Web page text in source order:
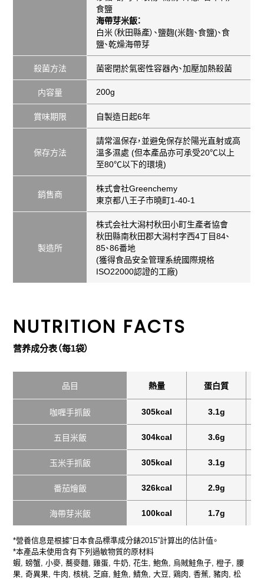
食鹽
海帶芽米飯：
白米（秋田縣產）、鹽麴(米麴、食鹽)、食
鹽、乾燥海帶芽
殺菌方法 菌密閉於氣密性容器內、加壓加熱殺菌
内容量 200g
賞味期限 自製造日起6年
保存方法
請常溫保存，並避免保存於陽光直射或高
溫多濕處 (但本產品亦可承受20℃以上
至80℃以下的環境)
銷售商
株式會社Greenchemy
東京都八王子市曉町1-40-1
製造所
株式会社大潟村秋田小町生產者協會
秋田縣南秋田郡大潟村字西4丁目84、
85、86番地
(獲得食品安全管理系統國際規格
ISO22000認證的工廠)
NUTRITION FACTS
营养成分表（每1袋）
品目 熱量 蛋白質
咖喱手抓飯 305kcal 3.1g
五目米飯 304kcal 3.6g
玉米手抓飯 305kcal 3.1g
番茄燴飯 326kcal 2.9g
海帶芽米飯 100kcal 1.7g
*營養信息是根據“日本食品標準成分錶2015”計算出的估計值。
*本產品未使用含有下列過敏物質的原材料
蝦, 螃蟹, 小麥, 蕎麥麵, 雞蛋, 牛奶, 花生, 鮑魚, 烏賊鮭魚子, 橙子, 腰
果, 奇異果, 牛肉, 核桃, 芝麻, 鮭魚, 鯖魚, 大豆, 鶏肉, 香蕉, 豬肉, 松